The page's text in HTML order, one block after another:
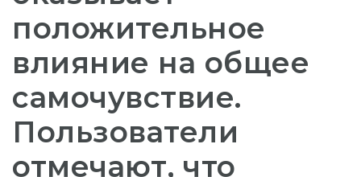
положительное
влияние на общее
самочувствие.
Пользователи
отмечают, что